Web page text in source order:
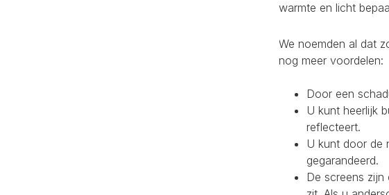
warmte en licht
We noemden al dat
nog meer voordelen:
Door een
U kunt heerlijk
reflecteert.
U kunt door de
gegarandeerd.
De screens